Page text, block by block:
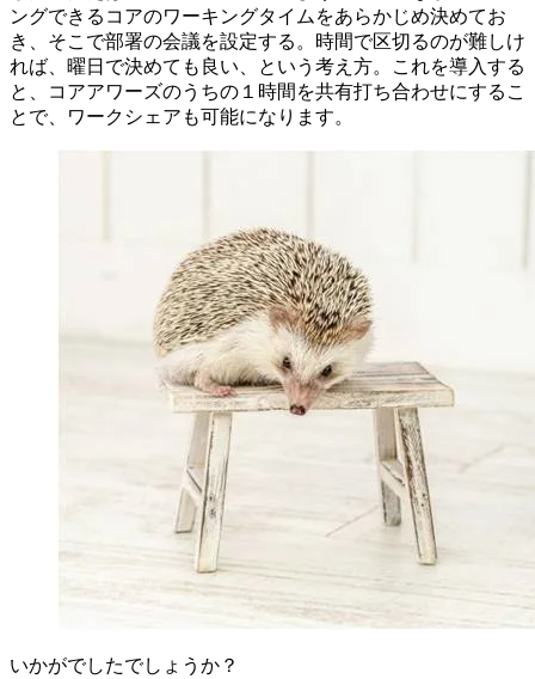
ングできるコアのワーキングタイムをあらかじめ決めてお
き、そこで部署の会議を設定する。時間で区切るのが難しけ
れば、曜日で決めても良い、という考え方。これを導入する
と、コアアワーズのうちの１時間を共有打ち合わせにするこ
とで、ワークシェアも可能になります。
いかがでしたでしょうか？